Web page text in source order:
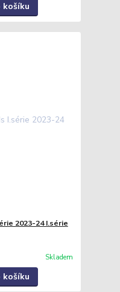
košíku
2023-24 I.série
Skladem
košíku